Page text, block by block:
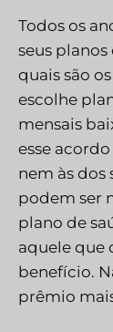
Todos os
seus
quais são
escolhe
mensais
esse
nem às dos
podem ser
plano de
aquele que
benefício.
prêmio